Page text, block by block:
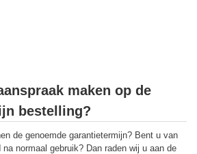
maken op de
bestelling?
de genoemde garantietermijn? Bent u van
normaal gebruik? Dan raden wij u aan de